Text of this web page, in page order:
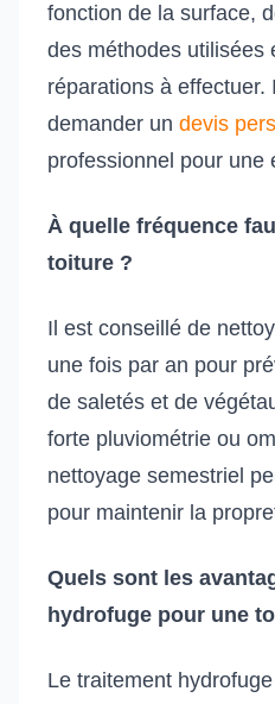
fonction de la surface,
des méthodes utilisées
réparations à
demander un devis
professionnel pour une
À quelle fréquence
toiture ?
Il est conseillé de
une fois par an pour
de saletés et de
forte pluviométrie ou
nettoyage semestriel
pour maintenir la
Quels sont les
hydrofuge pour une
Le traitement